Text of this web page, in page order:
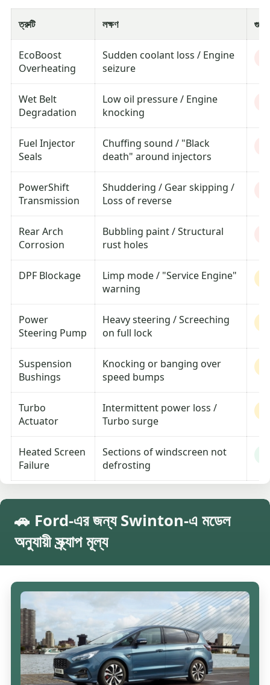
ত্রুটি লক্ষণ
EcoBoost
Overheating
Sudden coolant loss / Engine
seizure
Wet Belt
Degradation
Low oil pressure / Engine
knocking
Fuel Injector
Seals
Chuffing sound / "Black
death" around injectors
PowerShift
Transmission
Shuddering / Gear skipping /
Loss of reverse
Rear Arch
Corrosion
Bubbling paint / Structural
rust holes
DPF Blockage
Limp mode / "Service Engine"
warning
Power
Steering Pump
Heavy steering / Screeching
on full lock
Suspension
Bushings
Knocking or banging over
speed bumps
Turbo
Actuator
Intermittent power loss /
Turbo surge
Heated Screen
Failure
Sections of windscreen not
defrosting
🚗 Ford-এর জন্য Swinton-এ মডেল
অনুযায়ী স্ক্র্যাপ মূল্য